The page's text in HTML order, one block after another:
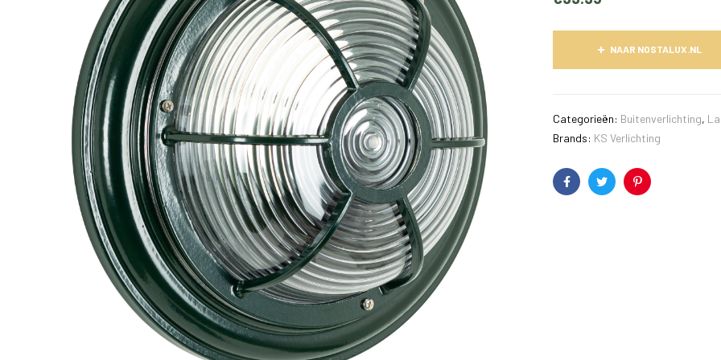
NAAR NOSTALUX.NL
Categorieën: Buitenverlichting,
Brands: KS Verlichting
FacebookTwitterPinterest